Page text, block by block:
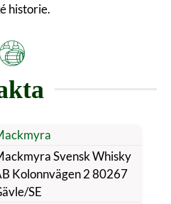
historie.
Svensk Whisky
Kolonnvägen 2 80267
SE